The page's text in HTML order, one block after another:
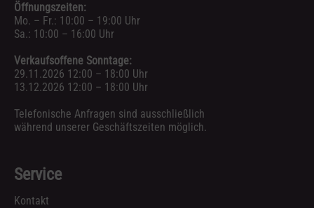
Öffnungszeiten:
Mo. – Fr.: 10:00 – 19:00 Uhr
Sa.: 10:00 – 16:00 Uhr
Verkaufsoffene Sonntage:
29.11.2026 12:00 – 18:00 Uhr
13.12.2026 12:00 – 18:00 Uhr
Telefonische Anfragen sind ausschließlich
während unserer Geschäftszeiten möglich.
Service
Kontakt